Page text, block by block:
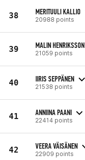
38 MERITUULI KALLIO
20988 points
39 MALIN HENRIKSSON
21059 points
40 IIRIS SEPPÄNEN
21538 points
41 ANNIINA PAANI
22414 points
42 VEERA VÄISÄNEN
22909 points